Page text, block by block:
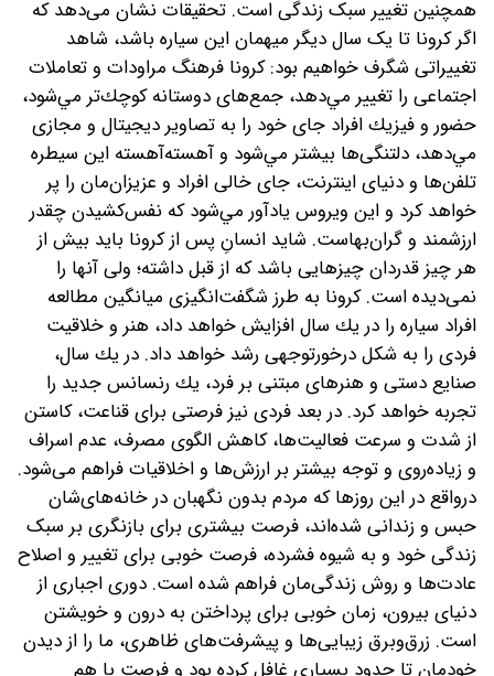
همچنین تغییر سبک زندگی است. تحقیقات نشان می‌دهد که
اگر کرونا تا یک سال دیگر میهمان اين سياره باشد، شاهد
تغييراتى شگرف خواهيم بود: كرونا فرهنگ مراودات و تعاملات
اجتماعى را تغيير مي‌دهد، جمع‌هاى دوستانه كوچك‌تر مي‌شود،
حضور و فيزيك افراد جاى خود را به تصاوير ديجيتال و مجازى
مي‌دهد، دلتنگی‌ها بيشتر مي‌شود و آهسته‌آهسته اين سيطره
تلفن‌ها و دنياى اينترنت، جاى خالى افراد و عزيزان‌مان را پر
خواهد كرد و این ويروس يادآور مي‌شود كه نفس‌کشیدن چقدر
ارزشمند و گران‌بهاست. شايد انسانِ پس از كرونا بايد بيش از
هر چيز قدردان چیزهایی باشد که از قبل داشته؛ ولی آنها را
نمی‌دیده است. كرونا به طرز شگفت‌انگيزى ميانگين مطالعه
افراد سياره را در يك سال افزايش خواهد داد، هنر و خلاقيت
فردى را به شكل درخور‌توجهى رشد خواهد داد. در يك سال،
صنايع دستى و هنرهاى مبتنى بر فرد، يك رنسانس جدید را
تجربه خواهد كرد. در بعد فردی نیز فرصتی برای قناعت، کاستن
از شدت و سرعت فعالیت‌ها، کاهش الگوی مصرف، عدم اسراف
و زیاده‌روی و توجه بیشتر بر ارزش‌ها و اخلاقیات فراهم می‌شود‌.
درواقع در این روزها که مردم بدون نگهبان در خانه‌های‌شان
حبس و زندانی شده‌اند، فرصت بیشتری برای بازنگری بر سبک
زندگی خود و به شیوه فشرده، فرصت خوبی برای تغییر و اصلاح
عادت‌ها و روش زندگی‌مان فراهم شده است. دوری اجباری از
دنیای بیرون، زمان خوبی برای پرداختن به درون و خویشتن
است. زرق‌و‌برق زیبایی‌ها و پیشرفت‌های ظاهری، ما را از دیدن
خودمان تا حدود بسیاری غافل کرده بود و فرصت با هم